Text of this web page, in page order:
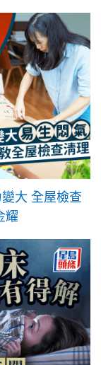
大 全屋檢查
耀